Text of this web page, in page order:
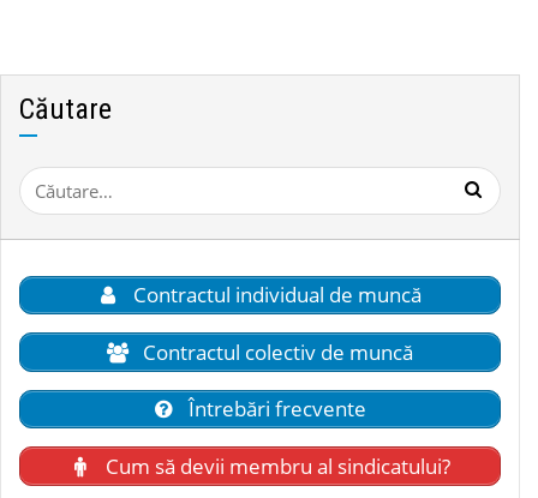
Căutare
Caută
după:
Contractul individual de muncă
Contractul colectiv de muncă
Întrebări frecvente
Cum să devii membru al sindicatului?